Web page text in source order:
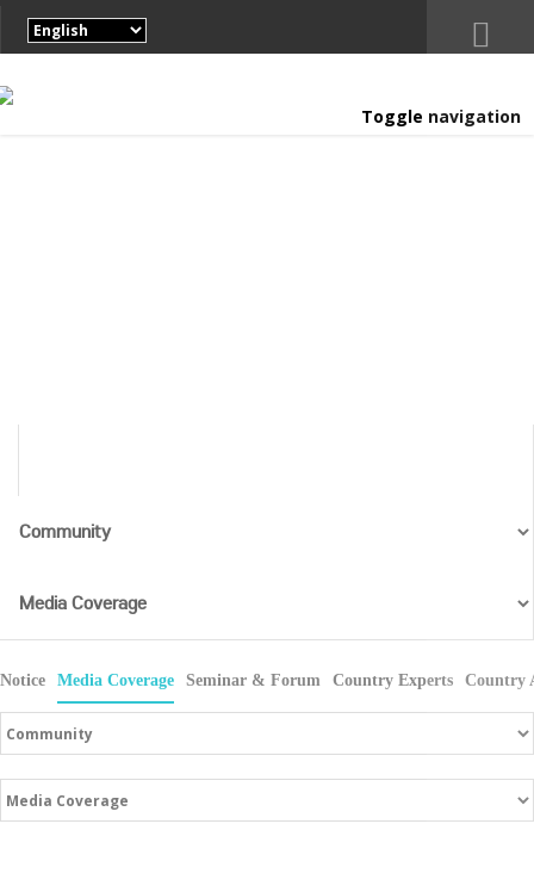
Toggle navigation
Notice Media Coverage Seminar & Forum Country Experts Country